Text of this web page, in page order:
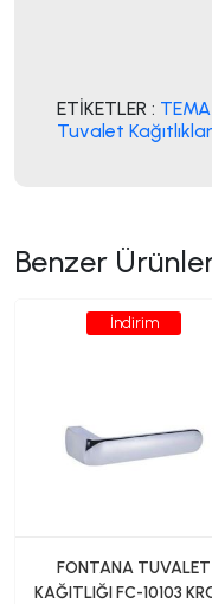
ETİKETLER :
Tuvalet
Benzer
İndirim
FONTANA TUVALET
KAĞITLIĞI FC-10103